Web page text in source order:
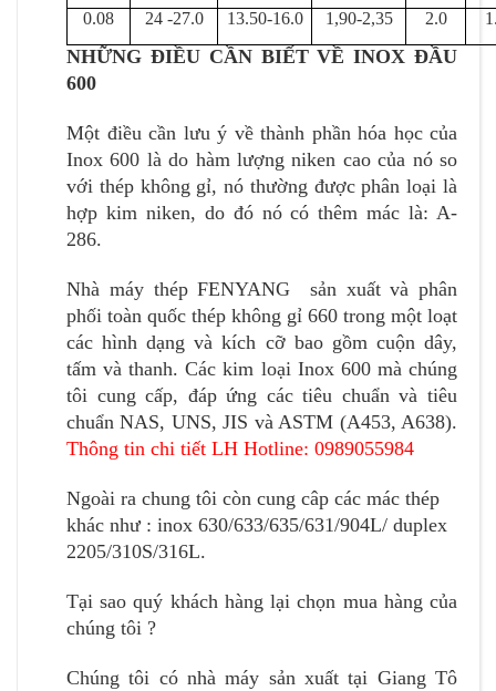
0.08
24 -27.0 13.50-16.0 1,90-2,35 2.0
NHỮNG ĐIỀU CẦN BIẾT VỀ INOX ĐẦU
600
Một điều cần lưu ý về thành phần hóa học của
Inox 600 là do hàm lượng niken cao của nó so
với thép không gỉ, nó thường được phân loại là
hợp kim niken, do đó nó có thêm mác là: A-
286.
Nhà máy thép FENYANG sản xuất và phân
phối toàn quốc thép không gỉ 660 trong một loạt
các hình dạng và kích cỡ bao gồm cuộn dây,
tấm và thanh. Các kim loại Inox 600 mà chúng
tôi cung cấp, đáp ứng các tiêu chuẩn và tiêu
chuẩn NAS, UNS, JIS và ASTM (A453, A638).
Thông tin chi tiết LH Hotline: 0989055984
Ngoài ra chung tôi còn cung câp các mác thép
khác như : inox 630/633/635/631/904L/ duplex
2205/310S/316L.
Tại sao quý khách hàng lại chọn mua hàng của
chúng tôi ?
Chúng tôi có nhà máy sản xuất tại Giang Tô